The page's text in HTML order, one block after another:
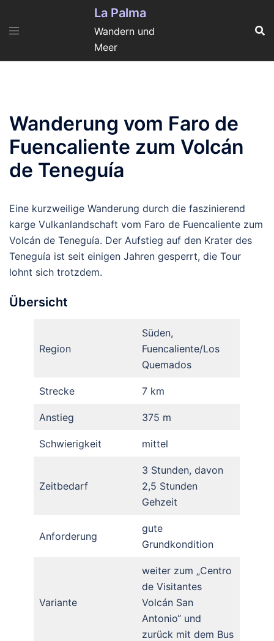
La Palma
Wandern und
Meer
Wanderung vom Faro de
Fuencaliente zum Volcán
de Teneguía
Eine kurzweilige Wanderung durch die faszinierend
karge Vulkanlandschaft vom Faro de Fuencaliente zum
Volcán de Teneguía. Der Aufstieg auf den Krater des
Teneguía ist seit einigen Jahren gesperrt, die Tour
lohnt sich trotzdem.
Übersicht
Region
Süden,
Fuencaliente/Los
Quemados
Strecke 7 km
Anstieg 375 m
Schwierigkeit mittel
Zeitbedarf
3 Stunden, davon
2,5 Stunden
Gehzeit
Anforderung
gute
Grundkondition
Variante
weiter zum „Centro
de Visitantes
Volcán San
Antonio“ und
zurück mit dem Bus